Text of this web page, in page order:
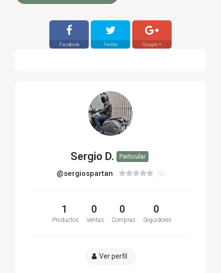
Facebook Twitter Google +
Sergio D. Particular
@sergiospartan (0)
1
Productos
0
Ventas
0
Compras
0
Seguidores
Ver perfil